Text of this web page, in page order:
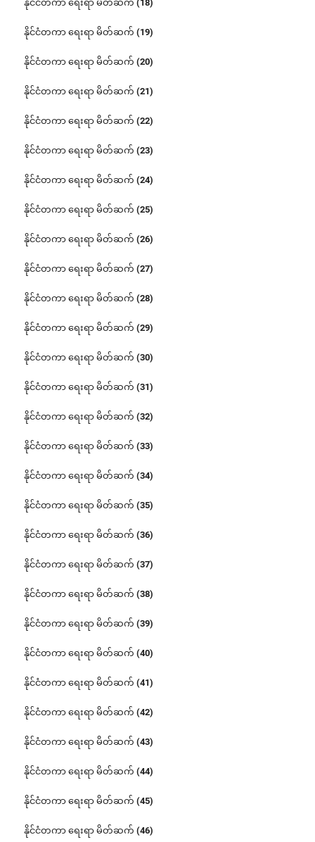
နိုင်ငံတကာ ရေးရာ မိတ်ဆက် (18)
နိုင်ငံတကာ ရေးရာ မိတ်ဆက် (19)
နိုင်ငံတကာ ရေးရာ မိတ်ဆက် (20)
နိုင်ငံတကာ ရေးရာ မိတ်ဆက် (21)
နိုင်ငံတကာ ရေးရာ မိတ်ဆက် (22)
နိုင်ငံတကာ ရေးရာ မိတ်ဆက် (23)
နိုင်ငံတကာ ရေးရာ မိတ်ဆက် (24)
နိုင်ငံတကာ ရေးရာ မိတ်ဆက် (25)
နိုင်ငံတကာ ရေးရာ မိတ်ဆက် (26)
နိုင်ငံတကာ ရေးရာ မိတ်ဆက် (27)
နိုင်ငံတကာ ရေးရာ မိတ်ဆက် (28)
နိုင်ငံတကာ ရေးရာ မိတ်ဆက် (29)
နိုင်ငံတကာ ရေးရာ မိတ်ဆက် (30)
နိုင်ငံတကာ ရေးရာ မိတ်ဆက် (31)
နိုင်ငံတကာ ရေးရာ မိတ်ဆက် (32)
နိုင်ငံတကာ ရေးရာ မိတ်ဆက် (33)
နိုင်ငံတကာ ရေးရာ မိတ်ဆက် (34)
နိုင်ငံတကာ ရေးရာ မိတ်ဆက် (35)
နိုင်ငံတကာ ရေးရာ မိတ်ဆက် (36)
နိုင်ငံတကာ ရေးရာ မိတ်ဆက် (37)
နိုင်ငံတကာ ရေးရာ မိတ်ဆက် (38)
နိုင်ငံတကာ ရေးရာ မိတ်ဆက် (39)
နိုင်ငံတကာ ရေးရာ မိတ်ဆက် (40)
နိုင်ငံတကာ ရေးရာ မိတ်ဆက် (41)
နိုင်ငံတကာ ရေးရာ မိတ်ဆက် (42)
နိုင်ငံတကာ ရေးရာ မိတ်ဆက် (43)
နိုင်ငံတကာ ရေးရာ မိတ်ဆက် (44)
နိုင်ငံတကာ ရေးရာ မိတ်ဆက် (45)
နိုင်ငံတကာ ရေးရာ မိတ်ဆက် (46)